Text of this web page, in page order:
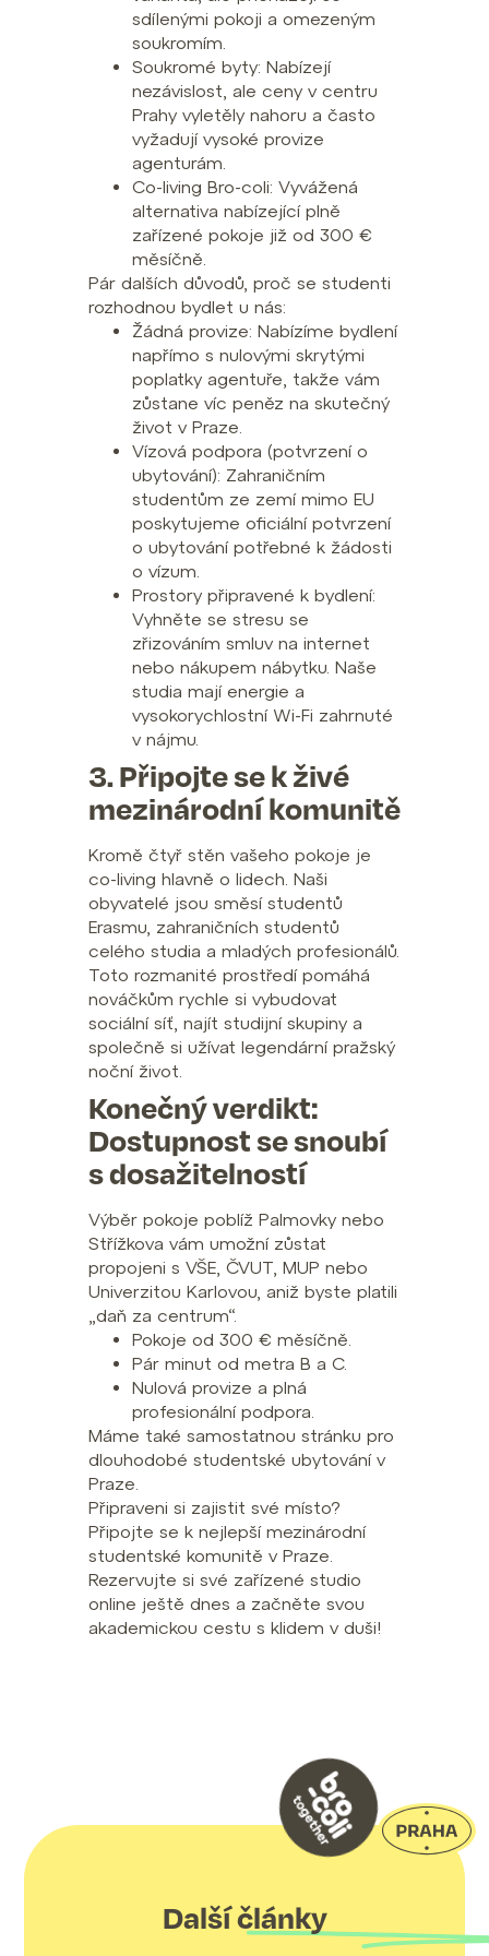
sdílenými pokoji a omezeným
soukromím.
Soukromé byty: Nabízejí
nezávislost, ale ceny v centru
Prahy vyletěly nahoru a často
vyžadují vysoké provize
agenturám.
Co-living Bro-coli: Vyvážená
alternativa nabízející plně
zařízené pokoje již od 300 €
měsíčně.
Pár dalších důvodů, proč se studenti
rozhodnou bydlet u nás:
Žádná provize: Nabízíme bydlení
napřímo s nulovými skrytými
poplatky agentuře, takže vám
zůstane víc peněz na skutečný
život v Praze.
Vízová podpora (potvrzení o
ubytování): Zahraničním
studentům ze zemí mimo EU
poskytujeme oficiální potvrzení
o ubytování potřebné k žádosti
o vízum.
Prostory připravené k bydlení:
Vyhněte se stresu se
zřizováním smluv na internet
nebo nákupem nábytku. Naše
studia mají energie a
vysokorychlostní Wi-Fi zahrnuté
v nájmu.
3. Připojte se k živé
mezinárodní komunitě
Kromě čtyř stěn vašeho pokoje je
co-living hlavně o lidech. Naši
obyvatelé jsou směsí studentů
Erasmu, zahraničních studentů
celého studia a mladých profesionálů.
Toto rozmanité prostředí pomáhá
nováčkům rychle si vybudovat
sociální síť, najít studijní skupiny a
společně si užívat legendární pražský
noční život.
Konečný verdikt:
Dostupnost se snoubí
s dosažitelností
Výběr pokoje poblíž Palmovky nebo
Střížkova vám umožní zůstat
propojeni s VŠE, ČVUT, MUP nebo
Univerzitou Karlovou, aniž byste platili
„daň za centrum“.
Pokoje od 300 € měsíčně.
Pár minut od metra B a C.
Nulová provize a plná
profesionální podpora.
Máme také samostatnou stránku pro
dlouhodobé studentské ubytování v
Praze.
Připraveni si zajistit své místo?
Připojte se k nejlepší mezinárodní
studentské komunitě v Praze.
Rezervujte si své zařízené studio
online ještě dnes a začněte svou
akademickou cestu s klidem v duši!
Další články